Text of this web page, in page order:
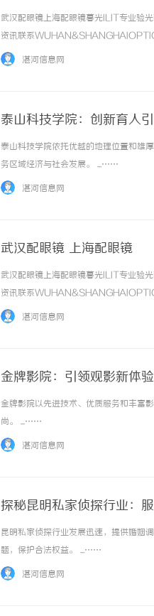
武汉配眼镜上海配眼镜暮光ILIT专业验
资讯联系
品牌，现于武汉与上海设有4家门店。
湛河信息网
泰山科技学院：创新育人
泰山科技学院依托优越的地理位置和雄
务区域经济与社会发展。 ...……
湛河信息网
武汉配眼镜 上海配眼镜
武汉配眼镜上海配眼镜暮光ILIT专业验
资讯联系
品牌，现于武汉与上海设有4家门店。
湛河信息网
金牌影院：引领观影新体
金牌影院以先进技术、优质服务和丰富
尚。 ...……
湛河信息网
探秘昆明私家侦探行业：
昆明私家侦探行业发展迅速，提供婚姻
题，保护合法权益。 ...……
湛河信息网
不买SEM广告、不发天
小企业怎么靠GEO让AI